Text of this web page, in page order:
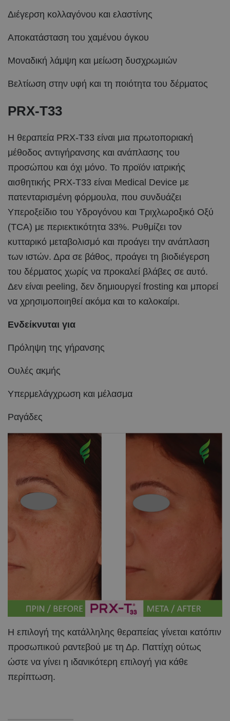
Διέγερση κολλαγόνου και ελαστίνης
Αποκατάσταση του χαμένου όγκου
Μοναδική λάμψη και μείωση δυσχρωμιών
Βελτίωση στην υφή και τη ποιότητα του δέρματος
PRX-T33
Η θεραπεία PRX-T33 είναι μια πρωτοποριακή
μέθοδος αντιγήρανσης και ανάπλασης του
προσώπου και όχι μόνο. Το προϊόν ιατρικής
αισθητικής PRX-T33 είναι Medical Device με
πατενταρισμένη φόρμουλα, που συνδυάζει
Υπεροξείδιο του Υδρογόνου και Τριχλωροξικό Οξύ
(TCA) με περιεκτικότητα 33%. Ρυθμίζει τον
κυτταρικό μεταβολισμό και προάγει την ανάπλαση
των ιστών. Δρα σε βάθος, προάγει τη βιοδιέγερση
του δέρματος χωρίς να προκαλεί βλάβες σε αυτό.
Δεν είναι peeling, δεν δημιουργεί frosting και μπορεί
να χρησιμοποιηθεί ακόμα και το καλοκαίρι.
Ενδείκνυται για
Πρόληψη της γήρανσης
Ουλές ακμής
Υπερμελάγχρωση και μέλασμα
Ραγάδες
Η επιλογή της κατάλληλης θεραπείας γίνεται κατόπιν
προσωπικού ραντεβού με τη Δρ. Παττίχη ούτως
ώστε να γίνει η ιδανικότερη επιλογή για κάθε
περίπτωση.